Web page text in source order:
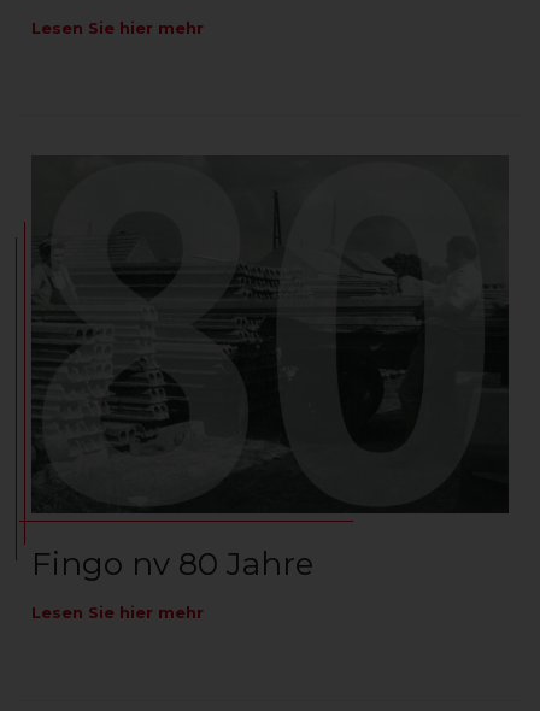
Lesen Sie hier mehr
Fingo nv 80 Jahre
Lesen Sie hier mehr